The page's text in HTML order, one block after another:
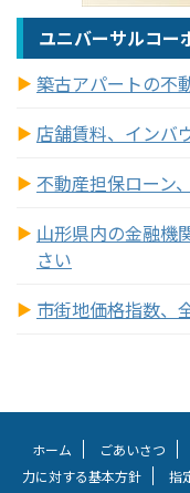
ユニバーサルコー
築古アパートの不
店舗賃料、インバ
不動産担保ローン
山形県内の金融機
さい
市街地価格指数、
ホーム ごあいさつ
力に対する基本方針
指